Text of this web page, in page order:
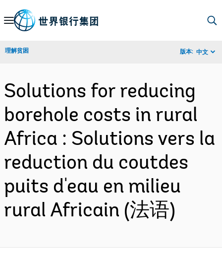
Skip
Navigation
理解贫困 版本: 中文
Solutions for reducing
borehole costs in rural
Africa : Solutions vers la
reduction du coutdes
puits d'eau en milieu
rural Africain (法语)